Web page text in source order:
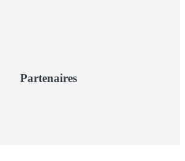
Partenaires